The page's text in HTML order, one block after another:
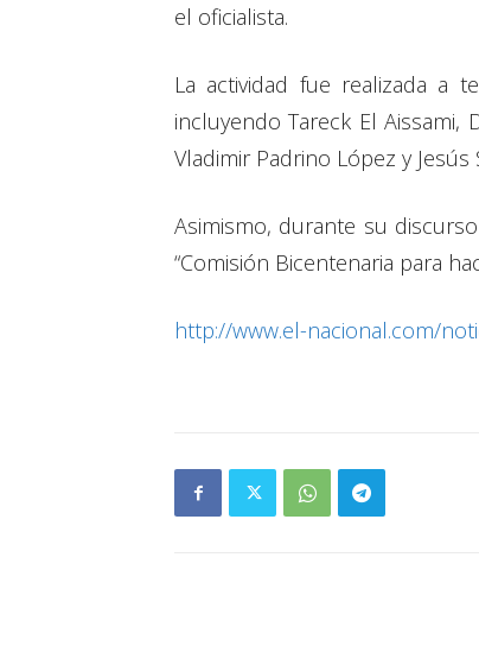
el oficialista.
La actividad fue realizada a
incluyendo Tareck El
Vladimir Padrino López y Jesús
Asimismo, durante su
“Comisión Bicentenaria para
http://www.el-nacional.com/